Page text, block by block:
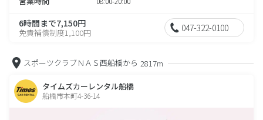
6時間まで7,150円
免責補償制度1,100円 047-322-0100
スポーツクラブＮＡＳ西船橋から 2817m
タイムズカーレンタル船橋
船橋市本町4-36-14